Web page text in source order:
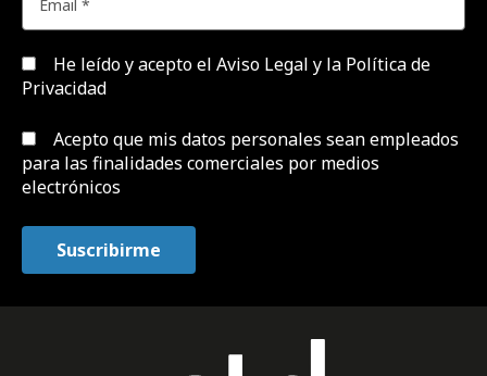
He leído y acepto el Aviso Legal y la Política de
Privacidad
Acepto que mis datos personales sean empleados
para las finalidades comerciales por medios
electrónicos